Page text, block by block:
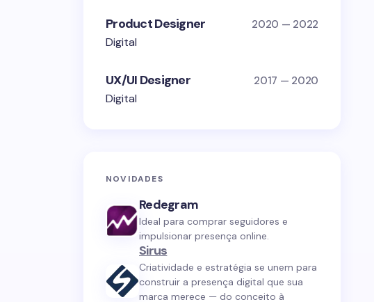
Product Designer 2020 — 2022
Digital
UX/UI Designer 2017 — 2020
Digital
NOVIDADES
Redegram
Ideal para comprar seguidores e
impulsionar presença online.
Sirus
Criatividade e estratégia se unem para
construir a presença digital que sua
marca merece — do conceito à